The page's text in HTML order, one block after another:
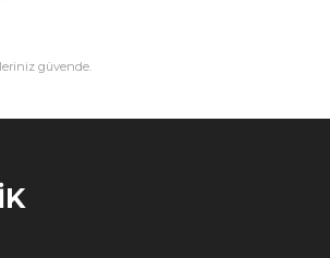
güvende.